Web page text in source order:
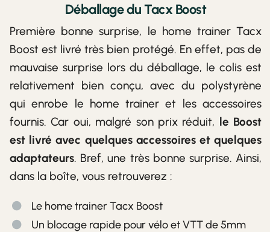
Déballage du Tacx Boost
Première bonne surprise, le home trainer Tacx
Boost est livré très bien protégé. En effet, pas de
mauvaise surprise lors du déballage, le colis est
relativement bien conçu, avec du polystyrène
qui enrobe le home trainer et les accessoires
fournis. Car oui, malgré son prix réduit, le Boost
est livré avec quelques accessoires et quelques
adaptateurs. Bref, une très bonne surprise. Ainsi,
dans la boîte, vous retrouverez :
Le home trainer Tacx Boost
Un blocage rapide pour vélo et VTT de 5mm